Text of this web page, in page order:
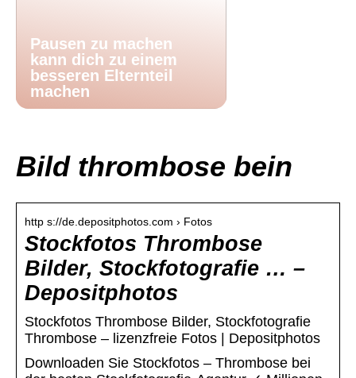
Pausen zu machen
kann dich zu einem
besseren Elternteil
machen
Bild thrombose bein
http s://de.depositphotos.com › Fotos
Stockfotos Thrombose
Bilder, Stockfotografie … –
Depositphotos
Stockfotos Thrombose Bilder, Stockfotografie
Thrombose – lizenzfreie Fotos | Depositphotos
Downloaden Sie Stockfotos – Thrombose bei